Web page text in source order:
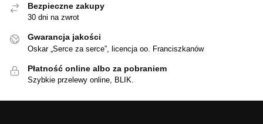
Bezpieczne zakupy
30 dni na zwrot
Gwarancja jakości
Oskar „Serce za serce”, licencja oo. Franciszkanów
Płatność online albo za pobraniem
Szybkie przelewy online, BLIK.